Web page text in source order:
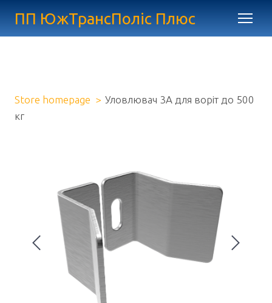
ПП ЮжТрансПоліс Плюс
Store homepage
Уловлювач 3А для воріт до 500
кг